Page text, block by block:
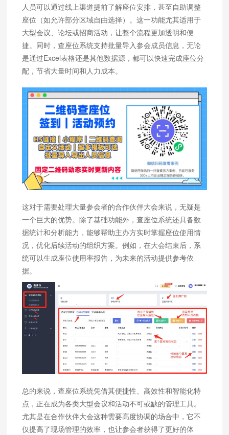
人员可以通过线上渠道提前了解座位安排，甚至自助调整
座位（如允许部分区域自由选择）。这一功能尤其适用于
大型会议、论坛或招商活动，让整个流程更加透明和便
捷。同时，查座位系统支持批量导入参会成员信息，无论
是通过Excel表格还是其他数据源，都可以快速完成座位分
配，节省大量时间和人力成本。
这对于需要处理大量参会者的合作伙伴大会来说，无疑是
一个巨大的优势。除了基础功能外，查座位系统还具备数
据统计和分析能力，能够帮助主办方实时掌握座位使用情
况，优化后续活动的组织方案。例如，在大会结束后，系
统可以生成座位使用率报告，为未来的活动提供参考依
据。
总的来说，查座位系统凭借其便捷性、高效性和智能化特
点，正在成为各类大型会议和活动不可或缺的管理工具。
尤其是在合作伙伴大会这种需要高度协调的场合中，它不
仅提高了现场管理的效率，也让参会者获得了更好的体